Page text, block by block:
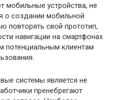
мобильные устройства, не
о создании мобильной
повторять свой прототип,
навигации на смартфонах
потенциальным клиентам
системы является не
пренебрегают